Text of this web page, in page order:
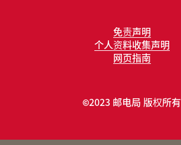
免责声明
个人资料收集声明
网页指南
©2023 邮电局 版权所有